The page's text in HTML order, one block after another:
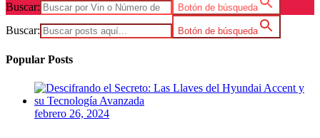
Buscar: Botón de búsqueda
Buscar: Botón de búsqueda
Popular Posts
febrero 26, 2024